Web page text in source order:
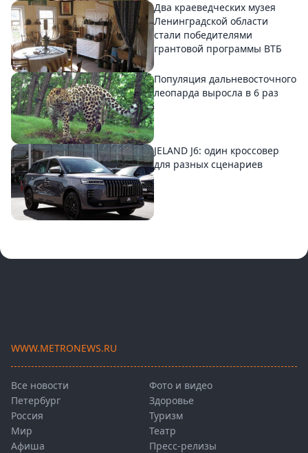
Два краеведческих музея
Ленинградской области
стали победителями
грантовой программы ВТБ
Популяция дальневосточного
леопарда выросла в 6 раз
JELAND J6: один кроссовер
для разных сценариев
WWW.METRONEWS.RU
Все новости
Петербург
Россия
Мир
Афиша
Фото и видео
Здоровье
Туризм
Театр
Пресс-релизы